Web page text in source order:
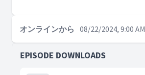
オンラインから 08/22/2024, 9:00 AM
EPISODE DOWNLOADS